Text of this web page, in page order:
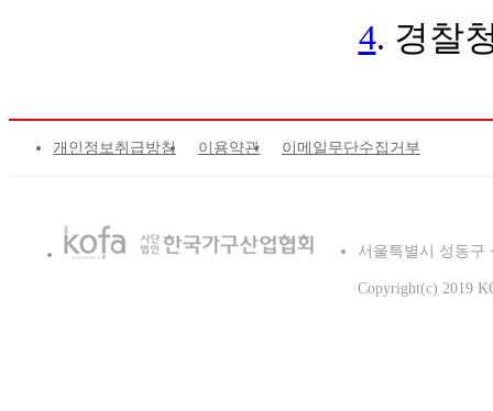
4. 경찰
개인정보취급방침 이용약관 이메일무단수집거부
서울특별시 성동구
Copyright(c) 2019